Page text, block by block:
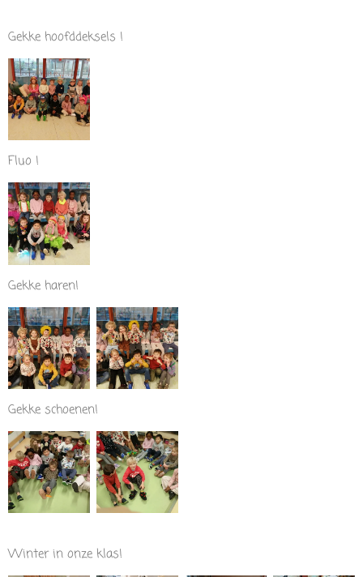
Gekke hoofddeksels !
Fluo !
Gekke haren!
Gekke schoenen!
Winter in onze klas!